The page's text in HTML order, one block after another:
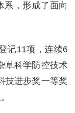
系，形成了面向
记11项，连续6
草科学防控技术
技进步奖一等奖